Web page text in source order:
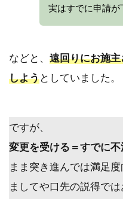
実はすでに申請が
などと、 遠回りにお施
しようとしていました。
ですが、
変更を受ける＝すでに
まま突き進んでは満足度
ましてや口先の説得で